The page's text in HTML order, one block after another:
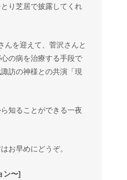
り芝居で披露してくれ
んを迎えて、菅沢さんと
の病を治療する手段で
訪の神様との共演「現
知ることができる一夜
お早めにどうぞ。
ン〜]